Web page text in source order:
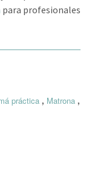
para profesionales
práctica, Matrona,